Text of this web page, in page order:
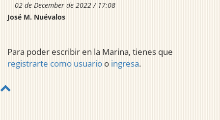
02 de December de 2022 / 17:08
José M. Nuévalos
Para poder escribir en la Marina, tienes que
registrarte como usuario o ingresa.